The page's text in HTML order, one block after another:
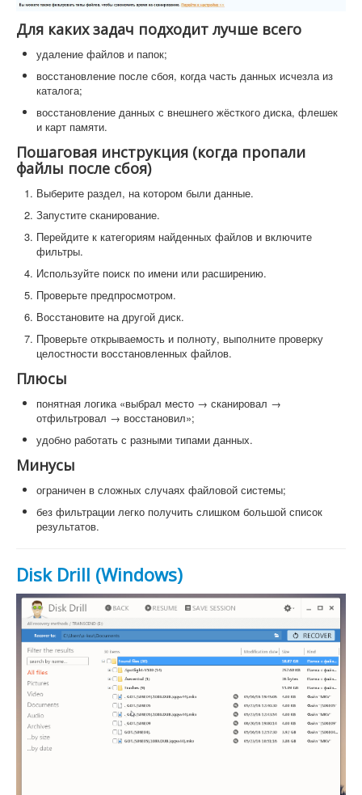
Для каких задач подходит лучше всего
удаление файлов и папок;
восстановление после сбоя, когда часть данных исчезла из
каталога;
восстановление данных с внешнего жёсткого диска, флешек
и карт памяти.
Пошаговая инструкция (когда пропали
файлы после сбоя)
Выберите раздел, на котором были данные.
Запустите сканирование.
Перейдите к категориям найденных файлов и включите
фильтры.
Используйте поиск по имени или расширению.
Проверьте предпросмотром.
Восстановите на другой диск.
Проверьте открываемость и полноту, выполните проверку
целостности восстановленных файлов.
Плюсы
понятная логика «выбрал место → сканировал →
отфильтровал → восстановил»;
удобно работать с разными типами данных.
Минусы
ограничен в сложных случаях файловой системы;
без фильтрации легко получить слишком большой список
результатов.
Disk Drill (Windows)